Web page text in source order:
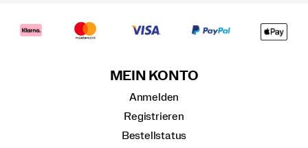
MEIN KONTO
Anmelden
Registrieren
Bestellstatus